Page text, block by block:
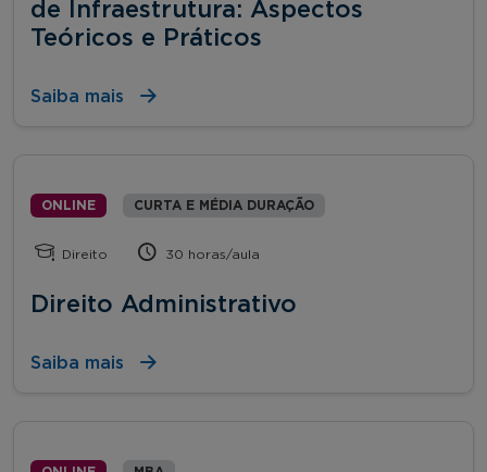
de Infraestrutura: Aspectos
Teóricos e Práticos
Saiba mais
ONLINE CURTA E MÉDIA DURAÇÃO
Direito 30 horas/aula
Direito Administrativo
Saiba mais